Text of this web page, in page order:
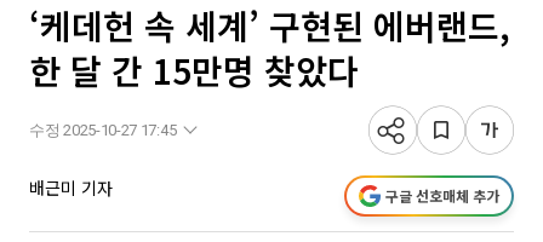
‘케데헌 속 세계’ 구현된 에버랜드,
한 달 간 15만명 찾았다
수정 2025-10-27 17:45
배근미 기자 구글 선호매체 추가